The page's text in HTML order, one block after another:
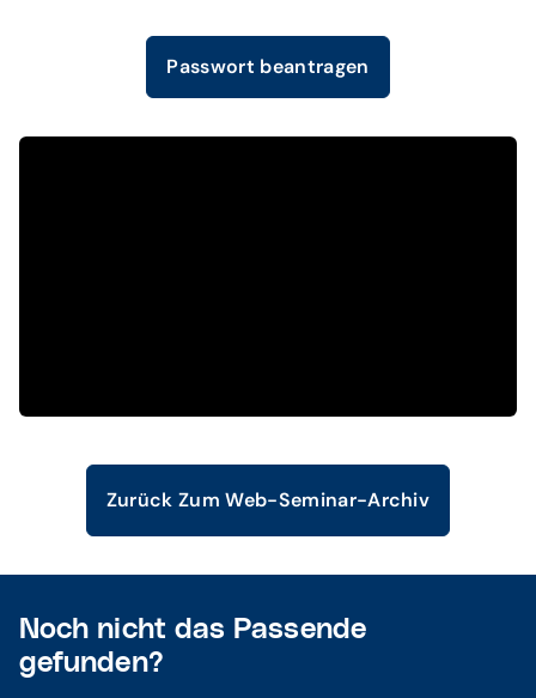
Passwort beantragen
Zurück Zum Web-Seminar-Archiv
Noch nicht das Passende
gefunden?